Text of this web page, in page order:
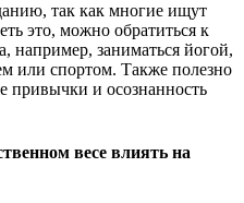
так как многие ищут
это, можно обратиться к
например, заниматься йогой,
или спортом. Также полезно
привычки и осознанность
весе влиять на